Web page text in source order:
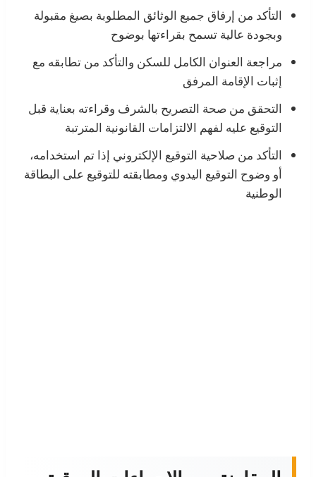
التأكد من إرفاق جميع الوثائق المطلوبة بصيغ مقبولة
وبجودة عالية تسمح بقراءتها بوضوح
مراجعة العنوان الكامل للسكن والتأكد من تطابقه مع
إثبات الإقامة المرفق
التحقق من صحة التصريح بالشرف وقراءته بعناية قبل
التوقيع عليه لفهم الالتزامات القانونية المترتبة
التأكد من صلاحية التوقيع الإلكتروني إذا تم استخدامه،
أو وضوح التوقيع اليدوي ومطابقته للتوقيع على البطاقة
الوطنية